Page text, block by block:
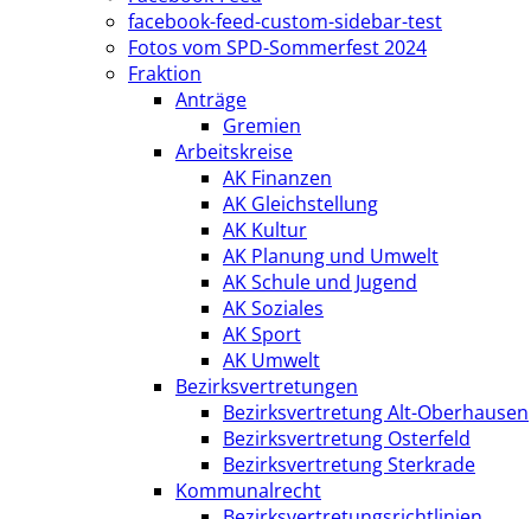
facebook-feed-custom-sidebar-test
Fotos vom SPD-Sommerfest 2024
Fraktion
Anträge
Gremien
Arbeitskreise
AK Finanzen
AK Gleichstellung
AK Kultur
AK Planung und Umwelt
AK Schule und Jugend
AK Soziales
AK Sport
AK Umwelt
Bezirksvertretungen
Bezirksvertretung Alt-Oberhausen
Bezirksvertretung Osterfeld
Bezirksvertretung Sterkrade
Kommunalrecht